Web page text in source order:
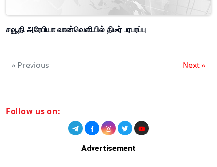
சவூதி அரேபியா வான்வெளியில் திடீர் பரபரப்பு
« Previous Next »
Follow us on:
Advertisement